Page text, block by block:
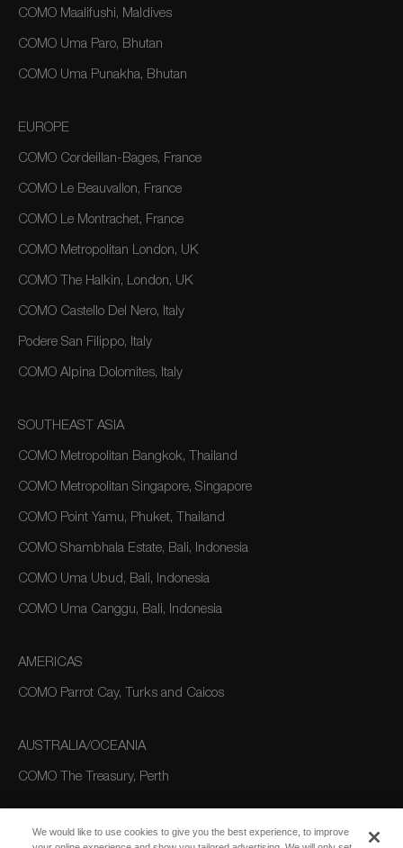
COMO Maalifushi, Maldives
COMO Uma Paro, Bhutan
COMO Uma Punakha, Bhutan
EUROPE
COMO Cordeillan-Bages, France
COMO Le Beauvallon, France
COMO Le Montrachet, France
COMO Metropolitan London, UK
COMO The Halkin, London, UK
COMO Castello Del Nero, Italy
Podere San Filippo, Italy
COMO Alpina Dolomites, Italy
SOUTHEAST ASIA
COMO Metropolitan Bangkok, Thailand
COMO Metropolitan Singapore, Singapore
COMO Point Yamu, Phuket, Thailand
COMO Shambhala Estate, Bali, Indonesia
COMO Uma Ubud, Bali, Indonesia
COMO Uma Canggu, Bali, Indonesia
AMERICAS
COMO Parrot Cay, Turks and Caicos
AUSTRALIA/OCEANIA
COMO The Treasury, Perth
We would like to use cookies to give you the best experience, to improve